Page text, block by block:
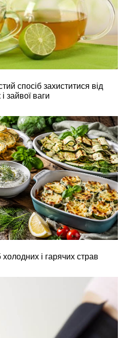
спосіб захиститися від
зайвої ваги
холодних і гарячих страв